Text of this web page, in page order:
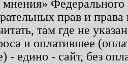
мнения»
прав и
там где не
и оплатившее
- едино - сайт, без